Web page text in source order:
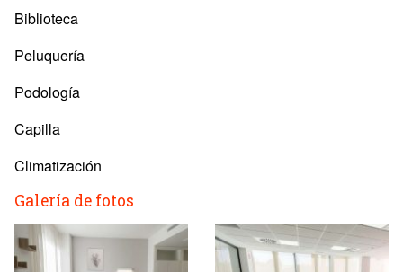
Biblioteca
Peluquería
Podología
Capilla
Climatización
Galería de fotos